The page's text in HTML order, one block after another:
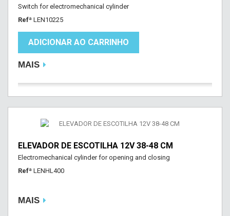
Switch for electromechanical cylinder
Refª LEN10225
ADICIONAR AO CARRINHO
MAIS
ELEVADOR DE ESCOTILHA 12V 38-48 CM
Electromechanical cylinder for opening and closing
Refª LENHL400
MAIS